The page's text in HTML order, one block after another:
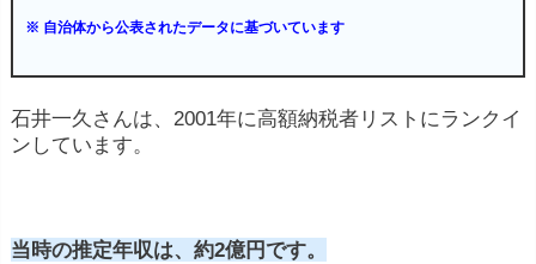
※ 自治体から公表されたデータに基づいています
石井一久さんは、2001年に高額納税者リストにランクイ
ンしています。
当時の推定年収は、約2億円です。